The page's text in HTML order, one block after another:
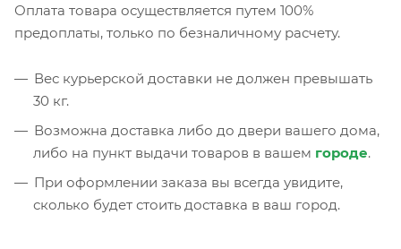
Оплата товара осуществляется путем 100%
предоплаты, только по безналичному расчету.
Вес курьерской доставки не должен превышать
30 кг.
Возможна доставка либо до двери вашего дома,
либо на пункт выдачи товаров в вашем городе.
При оформлении заказа вы всегда увидите,
сколько будет стоить доставка в ваш город.